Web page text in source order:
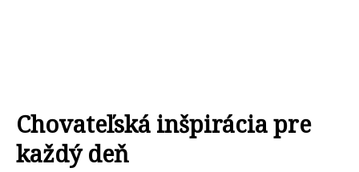
Chovateľská inšpirácia pre
každý deň